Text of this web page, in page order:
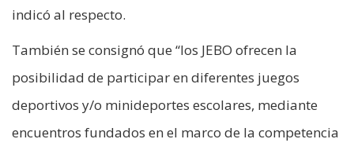
indicó al respecto.
También se consignó que “los JEBO ofrecen la
posibilidad de participar en diferentes juegos
deportivos y/o minideportes escolares, mediante
encuentros fundados en el marco de la competencia